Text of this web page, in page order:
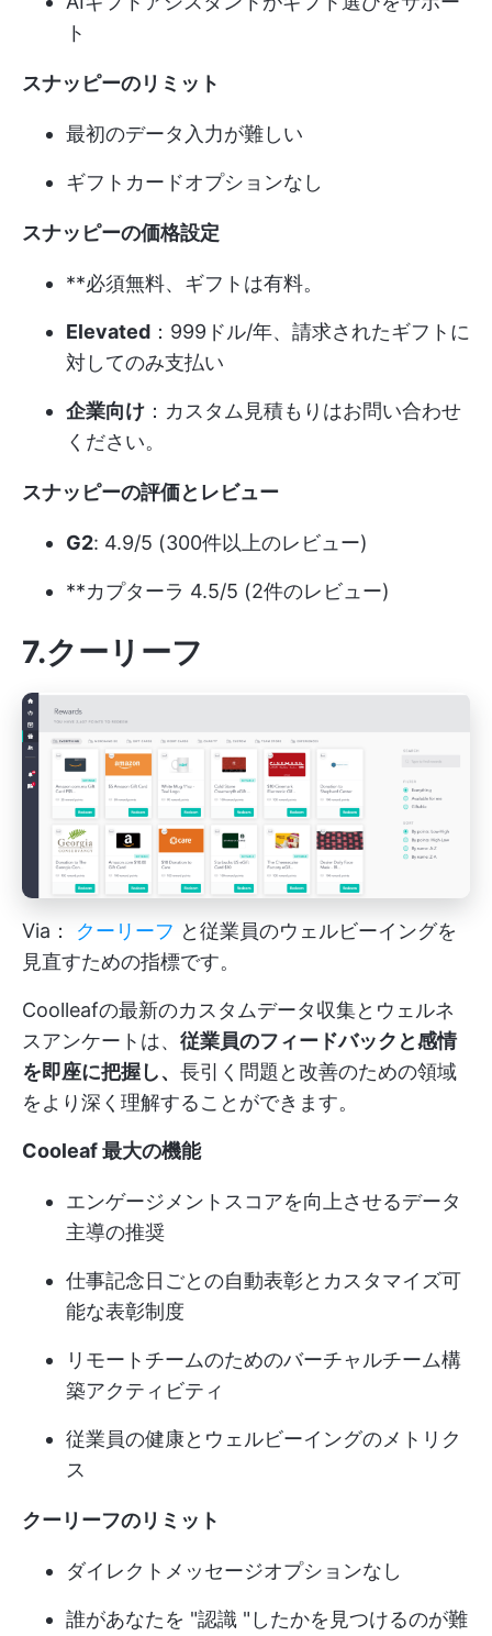
ト
スナッピーのリミット
最初のデータ入力が難しい
ギフトカードオプションなし
スナッピーの価格設定
**必須無料、ギフトは有料。
Elevated ：999ドル/年、請求されたギフトに
対してのみ支払い
企業向け ：カスタム見積もりはお問い合わせ
ください。
スナッピーの評価とレビュー
G2: 4.9/5 (300件以上のレビュー)
**カプターラ 4.5/5 (2件のレビュー)
7.クーリーフ
Via： クーリーフ と従業員のウェルビーイングを
見直すための指標です。
Coolleafの最新のカスタムデータ収集とウェルネ
スアンケートは、 従業員のフィードバックと感情
を即座に把握し、 長引く問題と改善のための領域
をより深く理解することができます。
Cooleaf 最大の機能
エンゲージメントスコアを向上させるデータ
主導の推奨
仕事記念日ごとの自動表彰とカスタマイズ可
能な表彰制度
リモートチームのためのバーチャルチーム構
築アクティビティ
従業員の健康とウェルビーイングのメトリク
ス
クーリーフのリミット
ダイレクトメッセージオプションなし
誰があなたを "認識 "したかを見つけるのが難